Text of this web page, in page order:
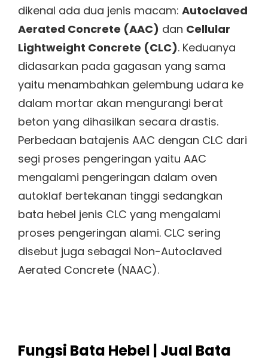
dikenal ada dua jenis macam: Autoclaved
Aerated Concrete (AAC) dan Cellular
Lightweight Concrete (CLC). Keduanya
didasarkan pada gagasan yang sama
yaitu menambahkan gelembung udara ke
dalam mortar akan mengurangi berat
beton yang dihasilkan secara drastis.
Perbedaan batajenis AAC dengan CLC dari
segi proses pengeringan yaitu AAC
mengalami pengeringan dalam oven
autoklaf bertekanan tinggi sedangkan
bata hebel jenis CLC yang mengalami
proses pengeringan alami. CLC sering
disebut juga sebagai Non-Autoclaved
Aerated Concrete (NAAC).
Fungsi Bata Hebel | Jual Bata